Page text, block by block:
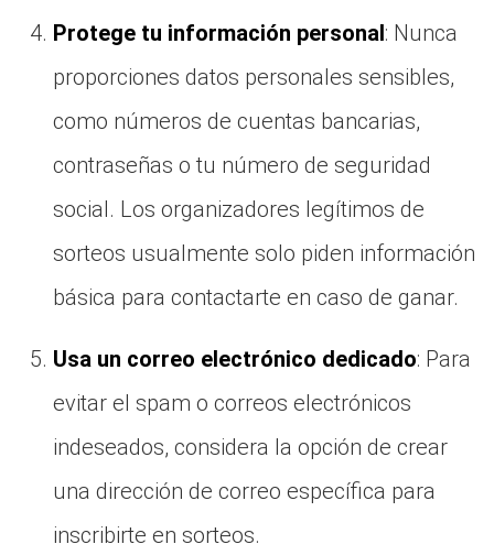
Protege tu información personal: Nunca
proporciones datos personales sensibles,
como números de cuentas bancarias,
contraseñas o tu número de seguridad
social. Los organizadores legítimos de
sorteos usualmente solo piden información
básica para contactarte en caso de ganar.
Usa un correo electrónico dedicado: Para
evitar el spam o correos electrónicos
indeseados, considera la opción de crear
una dirección de correo específica para
inscribirte en sorteos.